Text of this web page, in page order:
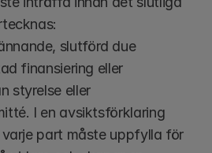
slutförd due
finansiering eller
styrelse eller
I en avsiktsförklaring
part måste uppfylla för